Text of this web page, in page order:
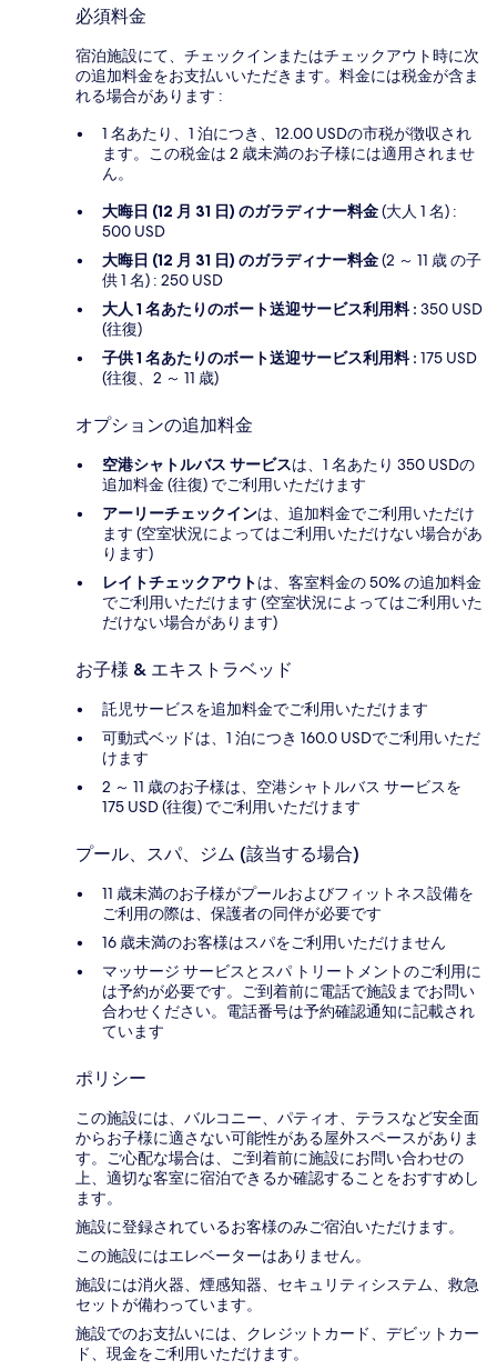
必須料金
宿泊施設にて、チェックインまたはチェックアウト時に次
の追加料金をお支払いいただきます。料金には税金が含ま
れる場合があります :
1 名あたり、1 泊につき、12.00 USDの市税が徴収され
ます。この税金は 2 歳未満のお子様には適用されませ
ん。
大晦日 (12 月 31 日) のガラディナー料金(大人 1 名) :
500 USD
大晦日 (12 月 31 日) のガラディナー料金(2 ～ 11 歳 の子
供 1 名) : 250 USD
大人 1 名あたりのボート送迎サービス利用料 : 350 USD
(往復)
子供 1 名あたりのボート送迎サービス利用料 : 175 USD
(往復、2 ～ 11 歳)
オプションの追加料金
空港シャトルバス サービスは、1 名あたり 350 USDの
追加料金 (往復) でご利用いただけます
アーリーチェックインは、追加料金でご利用いただけ
ます (空室状況によってはご利用いただけない場合があ
ります)
レイトチェックアウトは、客室料金の 50% の追加料金
でご利用いただけます (空室状況によってはご利用いた
だけない場合があります)
お子様 & エキストラベッド
託児サービスを追加料金でご利用いただけます
可動式ベッドは、1 泊につき 160.0 USDでご利用いただ
けます
2 ～ 11 歳のお子様は、空港シャトルバス サービスを
175 USD (往復) でご利用いただけます
プール、スパ、ジム (該当する場合)
11 歳未満のお子様がプールおよびフィットネス設備を
ご利用の際は、保護者の同伴が必要です
16 歳未満のお客様はスパをご利用いただけません
マッサージ サービスとスパ トリートメントのご利用に
は予約が必要です。ご到着前に電話で施設までお問い
合わせください。電話番号は予約確認通知に記載され
ています
ポリシー
この施設には、バルコニー、パティオ、テラスなど安全面
からお子様に適さない可能性がある屋外スペースがありま
す。ご心配な場合は、ご到着前に施設にお問い合わせの
上、適切な客室に宿泊できるか確認することをおすすめし
ます。
施設に登録されているお客様のみご宿泊いただけます。
この施設にはエレベーターはありません。
施設には消火器、煙感知器、セキュリティシステム、救急
セットが備わっています。
施設でのお支払いには、クレジットカード、デビットカー
ド、現金をご利用いただけます。